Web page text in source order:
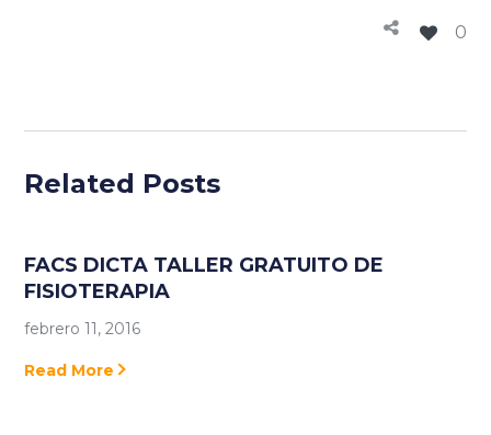
0
Related Posts
FACS DICTA TALLER GRATUITO DE
FISIOTERAPIA
febrero 11, 2016
Read More